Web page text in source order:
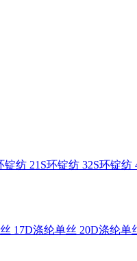
锭纺 21S环锭纺 32S环锭纺
17D涤纶单丝 20D涤纶单